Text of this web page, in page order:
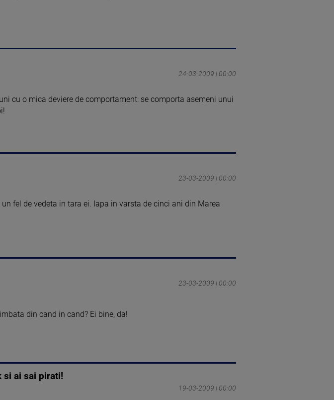
24-03-2009 | 00:00
cu o mica deviere de comportament: se comporta asemeni unui
23-03-2009 | 00:00
un fel de vedeta in tara ei. Iapa in varsta de cinci ani din Marea
23-03-2009 | 00:00
din cand in cand? Ei bine, da!
si ai sai pirati!
19-03-2009 | 00:00